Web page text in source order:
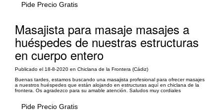
Pide Precio Gratis
Masajista para masaje masajes a
huéspedes de nuestras estructuras
en cuerpo entero
Publicado el 18-8-2020 en Chiclana de la Frontera (Cádiz)
Buenas tardes, estamos buscando una masajista profesional para ofrecer masajes
a nuestros huéspedes que están alojando en estructuras aquí en chiclana de la
frontera. Os agradezco para su amable atención. Saludos muy cordiales
Pide Precio Gratis